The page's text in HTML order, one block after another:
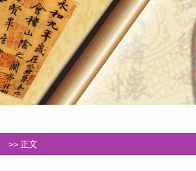
>> 正文